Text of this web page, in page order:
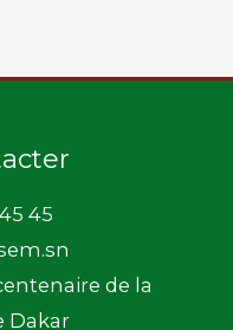
45
de la
Dakar